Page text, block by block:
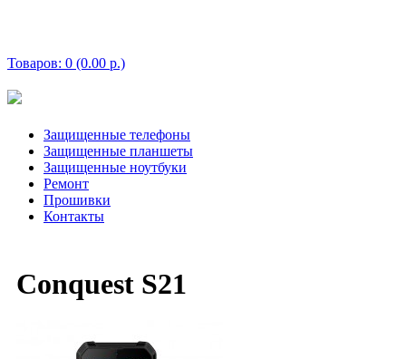
Товаров: 0 (0.00 р.)
Защищенные телефоны
Защищенные планшеты
Защищенные ноутбуки
Ремонт
Прошивки
Контакты
Conquest S21